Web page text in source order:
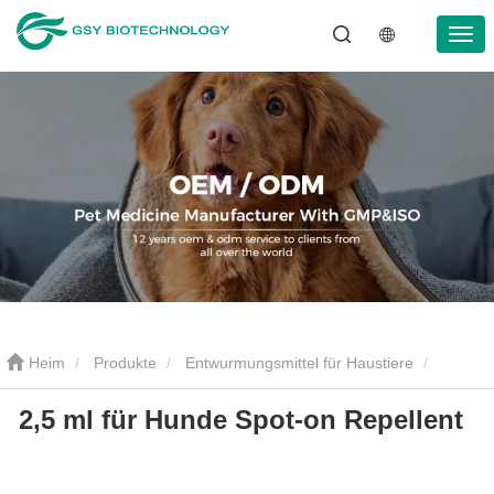
Heim Produkte Entwurmungsmittel für Haustiere
Entwurmungsöl für Haustiere 2,5 ml für Hunde Spot-on Repellent
2,5 ml für Hunde Spot-on Repellent